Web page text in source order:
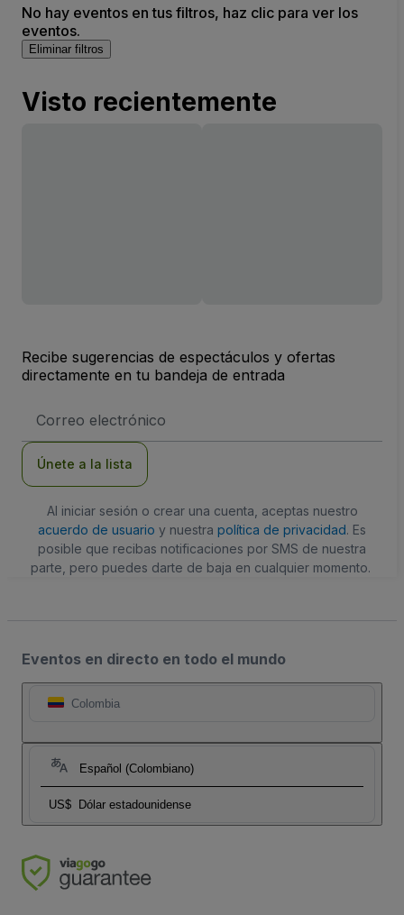
No hay eventos en tus filtros, haz clic para ver los
eventos.
Eliminar filtros
Visto recientemente
Recibe sugerencias de espectáculos y ofertas
directamente en tu bandeja de entrada
de
Únete a la lista
Al iniciar sesión o crear una cuenta, aceptas nuestro
acuerdo de usuario y nuestra política de privacidad. Es
posible que recibas notificaciones por SMS de nuestra
parte, pero puedes darte de baja en cualquier momento.
Eventos en directo en todo el mundo
Colombia
Español (Colombiano)
US$ Dólar estadounidense